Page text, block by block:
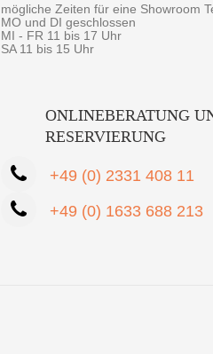
mögliche Zeiten für eine Showroom
MO und DI geschlossen
MI - FR 11 bis 17 Uhr
SA 11 bis 15 Uhr
ONLINEBERATUNG
RESERVIERUNG
+49 (0) 2331 408 11
+49 (0) 1633 688 213